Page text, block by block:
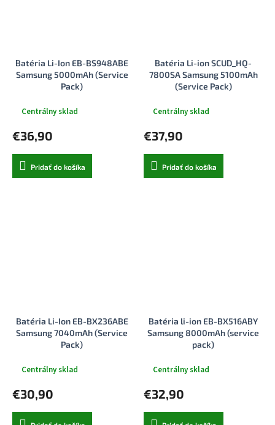
Batéria Li-Ion EB-BS948ABE
Samsung 5000mAh (Service
Pack)
Centrálny sklad
€36,90
Pridať do košíka
Batéria Li-ion SCUD_HQ-
7800SA Samsung 5100mAh
(Service Pack)
Centrálny sklad
€37,90
Pridať do košíka
Batéria Li-Ion EB-BX236ABE
Samsung 7040mAh (Service
Pack)
Centrálny sklad
€30,90
Batéria li-ion EB-BX516ABY
Samsung 8000mAh (service
pack)
Centrálny sklad
€32,90